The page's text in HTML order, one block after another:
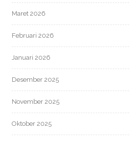
Maret 2026
Februari 2026
Januari 2026
Desember 2025
November 2025
Oktober 2025